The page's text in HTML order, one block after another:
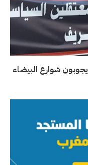
يجوبون شوارع البيضاء